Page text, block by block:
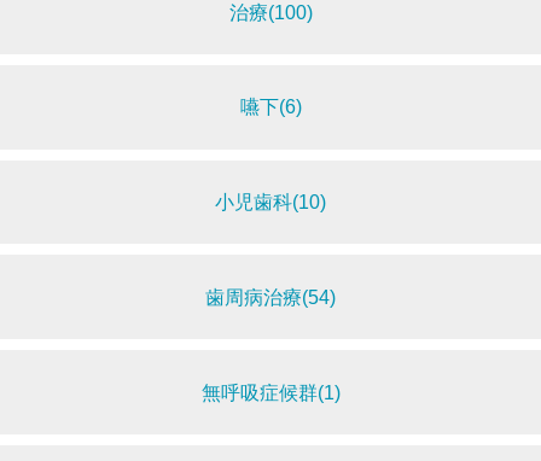
治療(100)
嚥下(6)
小児歯科(10)
歯周病治療(54)
無呼吸症候群(1)